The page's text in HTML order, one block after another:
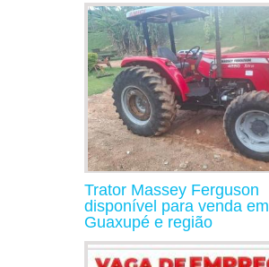
Trator Massey Ferguson
disponível para venda em
Guaxupé e região